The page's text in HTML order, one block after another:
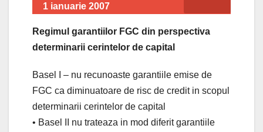
1 ianuarie 2007
Regimul garantiilor FGC din perspectiva
determinarii cerintelor de capital
Basel I – nu recunoaste garantiile emise de
FGC ca diminuatoare de risc de credit in scopul
determinarii cerintelor de capital
• Basel II nu trateaza in mod diferit garantiile